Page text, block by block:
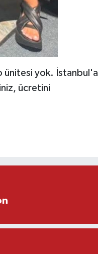
ünitesi yok. İstanbul'a
ücretini